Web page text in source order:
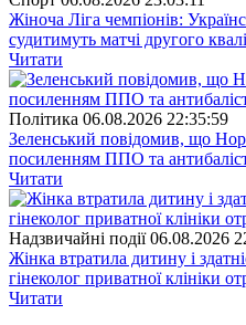
Жіноча Ліга чемпіонів:
судитимуть матчі другого
Читати
Полiтика 06.08.2026 22:35:59
Зеленський повідомив, що
посиленням ППО та
Читати
Надзвичайні події 06.08.2026
Жінка втратила дитину і
гінеколог приватної клініки
Читати